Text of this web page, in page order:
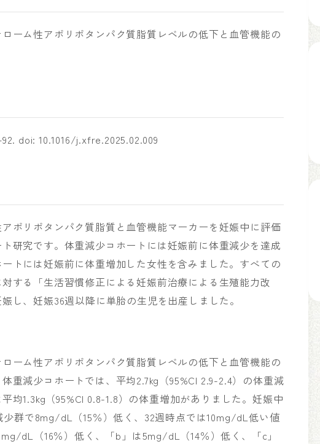
ーム性アポリポタンパク質脂質レベルの低下と血管機能の
doi: 10.1016/j.xfre.2025.02.009
ポリポタンパク質脂質と血管機能マーカーを妊娠中に評価
研究です。体重減少コホートには妊娠前に体重減少を達成
トには妊娠前に体重増加した女性を含みました。すべての
する「生活習慣修正による妊娠前治療による生殖能力改
し、妊娠36週以降に単胎の生児を出産しました。
ーム性アポリポタンパク質脂質レベルの低下と血管機能の
重減少コホートでは、平均2.7kg（95%CI 2.9-2.4）の体重減
均1.3kg（95%CI 0.8-1.8）の体重増加がありました。妊娠中
群で8mg/dL（15％）低く、32週時点では10mg/dL低い値
dL（16％）低く、「b」は5mg/dL（14％）低く、「c」